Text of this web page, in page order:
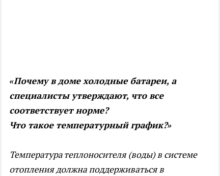
«Почему в доме холодные батареи, а
специалисты утверждают, что все
соответствует норме?
Что такое температурный график?»
Температура теплоносителя (воды) в системе
отопления должна поддерживаться в